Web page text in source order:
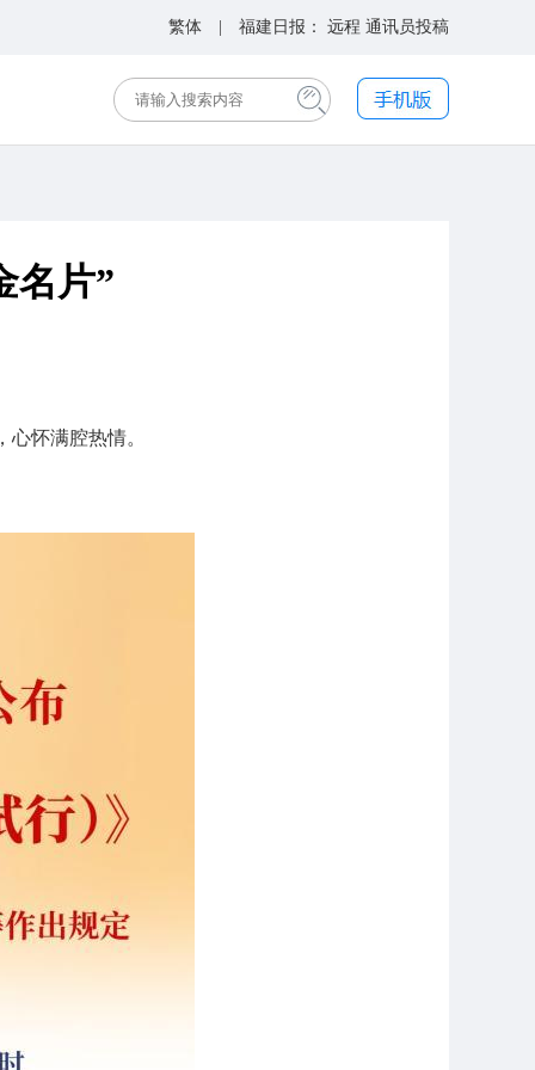
繁体 | 福建日报： 远程 通讯员投稿
名片”
怀满腔热情。